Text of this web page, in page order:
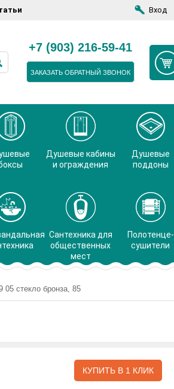
Вход
+7 (903) 216-59-41
ЗАКАЗАТЬ ОБРАТНЫЙ ЗВОНОК
Душевые кабины
и ограждения
Душевые
поддоны
Сантехника для
общественных
мест
Полотенце-
сушители
стекло бронза, 85
КУПИТЬ В 1 КЛИК